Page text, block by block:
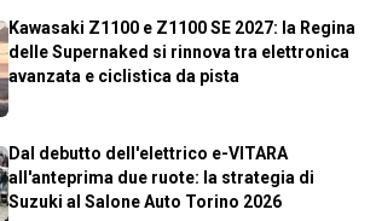
Kawasaki Z1100 e Z1100 SE 2027: la Regina
delle Supernaked si rinnova tra elettronica
avanzata e ciclistica da pista
Dal debutto dell'elettrico e-VITARA
all'anteprima due ruote: la strategia di
Suzuki al Salone Auto Torino 2026